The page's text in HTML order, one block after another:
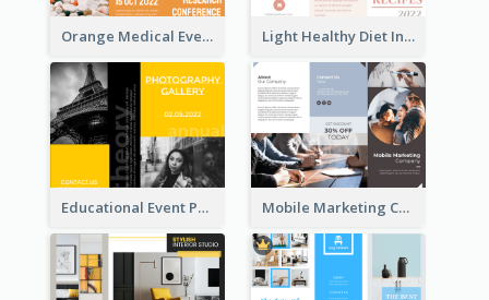
Orange Medical Event Program Tri Fold Brochure Light Healthy Diet Informational Tri Fold Brochure
Educational Event Program Bi Fold Brochure Mobile Marketing Company Brochure